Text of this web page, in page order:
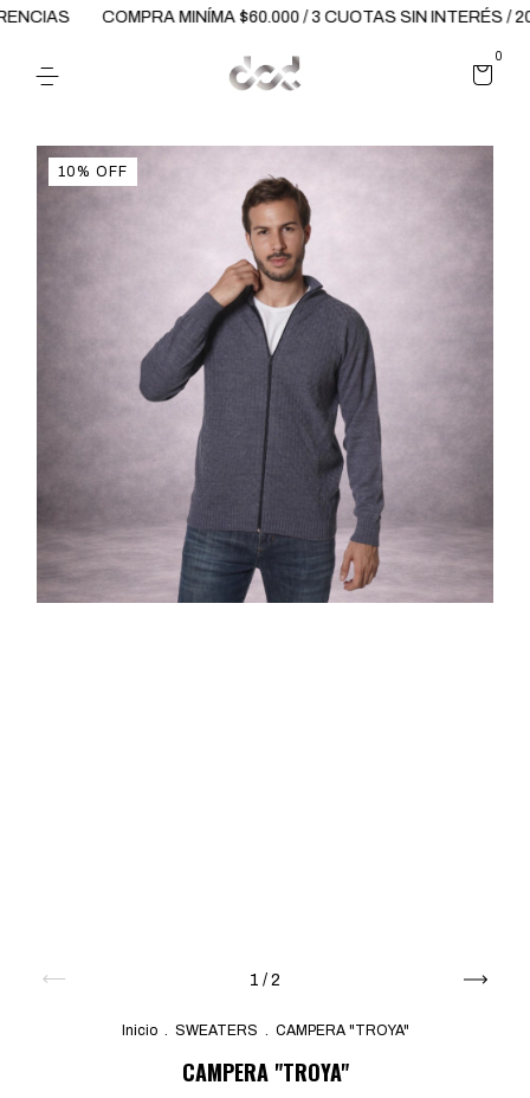
COMPRA MINÍMA $60.000 / 3 CUOTAS SIN INTERÉS /
0
10% OFF
1 / 2
Inicio . SWEATERS . CAMPERA "TROYA"
CAMPERA "TROYA"